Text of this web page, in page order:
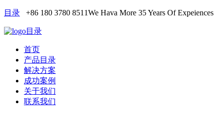
目录 +86 180 3780 8511We Hava More 35 Years Of Expeiences
目录
首页
产品目录
解决方案
成功案例
关于我们
联系我们